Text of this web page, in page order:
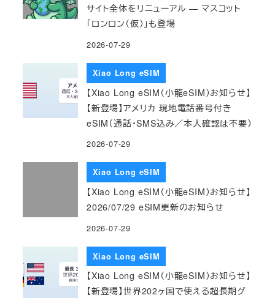
サイト全体をリニューアル — マスコット
「ロンロン（仮）」も登場
2026-07-29
Xiao Long eSIM
【Xiao Long eSIM（小龍eSIM）お知らせ】
【新登場】アメリカ 現地電話番号付き
eSIM（通話・SMS込み／本人確認は不要）
2026-07-29
Xiao Long eSIM
【Xiao Long eSIM（小龍eSIM）お知らせ】
2026/07/29 eSIM更新のお知らせ
2026-07-29
Xiao Long eSIM
【Xiao Long eSIM（小龍eSIM）お知らせ】
【新登場】世界202ヶ国で使える超長期グ